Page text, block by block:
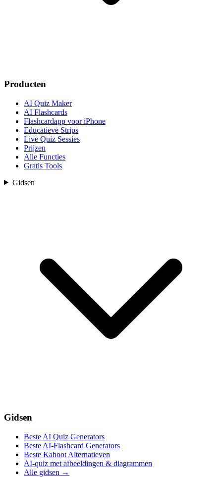
Producten
AI Quiz Maker
AI Flashcards
Flashcardapp voor iPhone
Educatieve Strips
Live Quiz Sessies
Prijzen
Alle Functies
Gratis Tools
Gidsen
Gidsen
Beste AI Quiz Generators
Beste AI-Flashcard Generators
Beste Kahoot Alternatieven
AI-quiz met afbeeldingen & diagrammen
Alle gidsen →